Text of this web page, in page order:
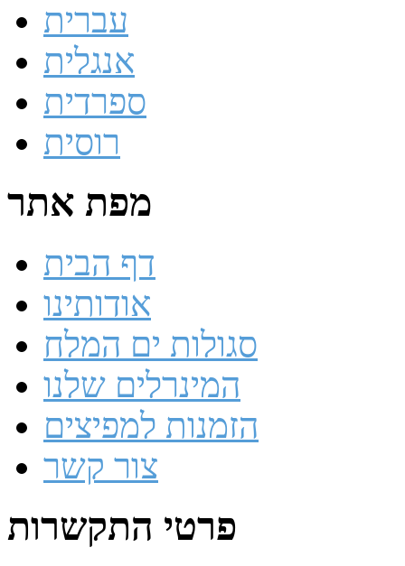
עברית
אנגלית
ספרדית
רוסית
מפת אתר
דף הבית
אודותינו
סגולות ים המלח
המינרלים שלנו
הזמנות למפיצים
צור קשר
פרטי התקשרות